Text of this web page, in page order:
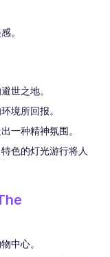
。
世之地。
境所回报。
一种精神氛围。
色的灯光游行将人
中心。